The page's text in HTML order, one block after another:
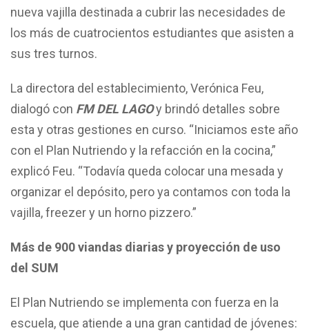
nueva vajilla destinada a cubrir las necesidades de
los más de cuatrocientos estudiantes que asisten a
sus tres turnos.
La directora del establecimiento, Verónica Feu,
dialogó con FM DEL LAGOy brindó detalles sobre
esta y otras gestiones en curso. “Iniciamos este año
con el Plan Nutriendo y la refacción en la cocina,”
explicó Feu. “Todavía queda colocar una mesada y
organizar el depósito, pero ya contamos con toda la
vajilla, freezer y un horno pizzero.”
Más de 900 viandas diarias y proyección de uso
del SUM
El Plan Nutriendo se implementa con fuerza en la
escuela, que atiende a una gran cantidad de jóvenes: